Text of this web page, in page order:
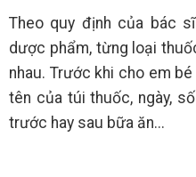
Theo quy định của bác
dược phẩm, từng loại
nhau. Trước khi cho em
tên của túi thuốc, ngày,
trước hay sau bữa ăn...